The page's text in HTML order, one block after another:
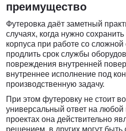
преимущество
Футеровка даёт заметный
случаях, когда нужно
корпуса при работе со
продлить срок службы
повреждения внутренней
внутреннее исполнение под
производственную задачу.
При этом футеровку не стоит
универсальный ответ на
проектах она действительно
решением, в других могут